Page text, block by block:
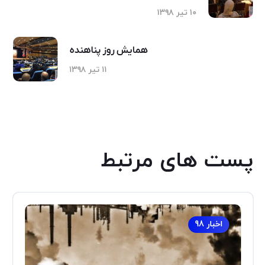
۱۰ تیر ۱۳۹۸
همایش روز پناهنده
۱۱ تیر ۱۳۹۸
پست های مرتبط
اخبار 98